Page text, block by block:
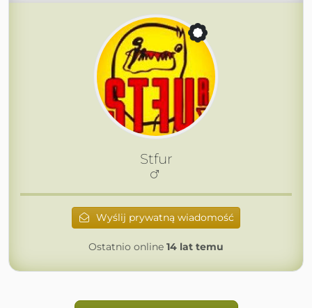
Stfur
Wyślij prywatną wiadomość
Ostatnio online 14 lat temu